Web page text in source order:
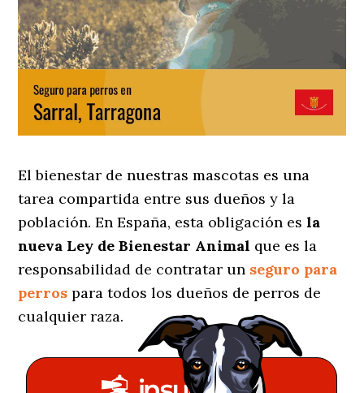
El bienestar de nuestras mascotas es una
tarea compartida entre sus dueños y la
población. En España, esta obligación esla
nueva Ley de Bienestar Animal que es la
responsabilidad de contratar un seguro para
perros para todos los dueños de perros de
cualquier raza.